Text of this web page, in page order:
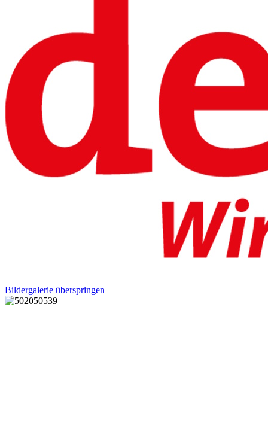
Bildergalerie überspringen